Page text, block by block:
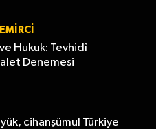
Hukuk: Tevhidî
Denemesi
cihanşümul Türkiye